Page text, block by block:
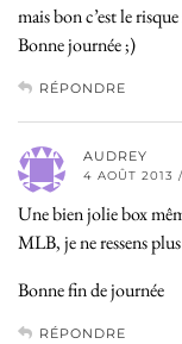
mais bon c’est le
Bonne journée ;)
RÉPONDRE
AUDREY
4 AOÛT 2013
Une bien jolie box
MLB, je ne ressens
Bonne fin de journée
RÉPONDRE